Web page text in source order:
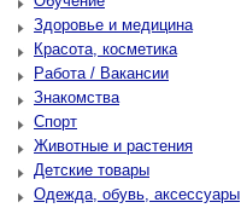
Здоровье и медицина
Красота, косметика
Работа / Вакансии
Знакомства
Спорт
Животные и растения
Детские товары
Одежда, обувь, аксессуары